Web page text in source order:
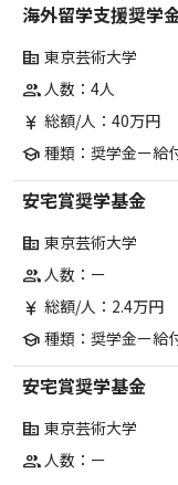
海外留学支援奨学
corporate_fare 東京芸術大学
group人数：4人
currency_yen 総額/人：40万円
school 種類：奨学金ー給
安宅賞奨学基金
corporate_fare 東京芸術大学
group人数：ー
currency_yen 総額/人：2.4万円
school 種類：奨学金ー給
安宅賞奨学基金
corporate_fare 東京芸術大学
group人数：ー